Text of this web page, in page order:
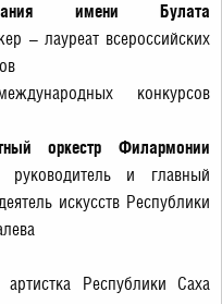
имени Булата
– лауреат всероссийских
конкурсов
оркестр Филармонии
руководитель и главный
искусств Республики
Республики Саха